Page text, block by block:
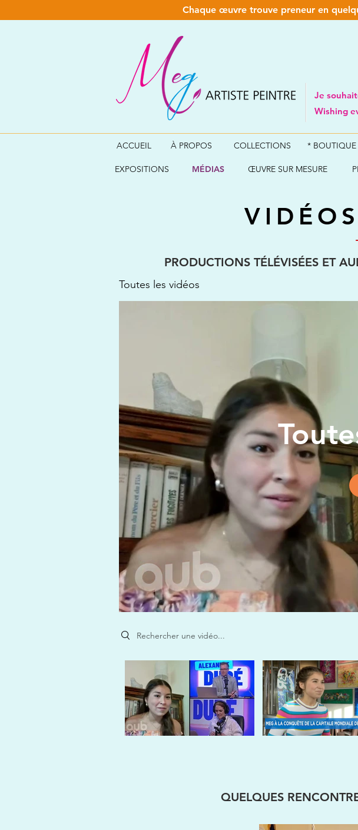
Chaque œuvre trouve preneur en
Je
Wishing
ACCUEIL À PROPOS COLLECTIONS *
EXPOSITIONS MÉDIAS ŒUVRE SUR MESURE
Toutes les vidéos
Search videos
PRODUCTIONS TÉLÉVISÉES ET
QUELQUES